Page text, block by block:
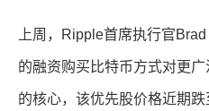
上周，Ripple首席执行官
的融资购买比特币方式对更
的核心，该优先股价格近期跌